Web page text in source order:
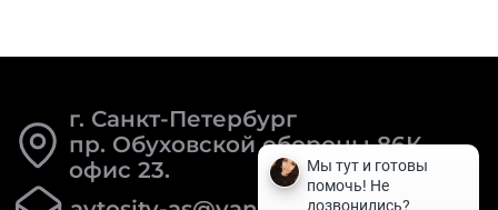
г. Санкт-Петербург
пр. Обуховской обороны 86К
офис 23.